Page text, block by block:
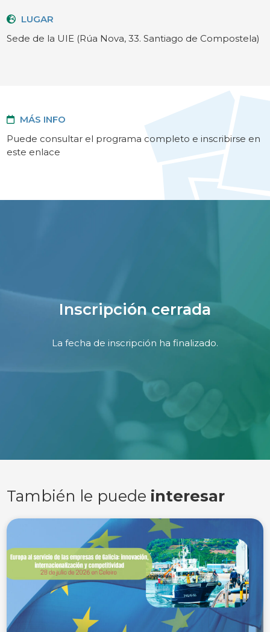
LUGAR
Sede de la UIE (Rúa Nova, 33. Santiago de Compostela)
MÁS INFO
Puede consultar el programa completo e inscribirse en
este enlace
Inscripción cerrada
La fecha de inscripción ha finalizado.
También le puede interesar